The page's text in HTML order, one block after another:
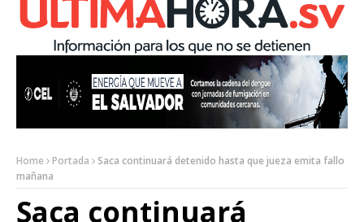
Home Portada
Saca continuará detenido hasta que jueza emita fallo
mañana
Saca continuará